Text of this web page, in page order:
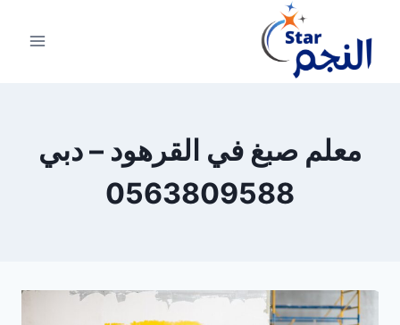
المحتوى
معلم صبغ في القرهود – دبي
0563809588